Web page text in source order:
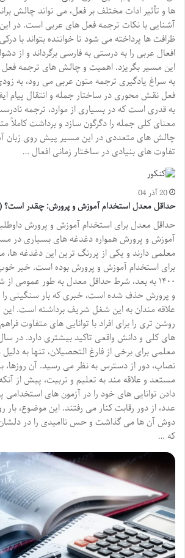
ها و تأثیر ادات مختلف بر فعل، می تواند چالش
آشنایی با نکات ترجمه فعل های عربی است. در این
ظرافت ها پرداخته می شود تا خواننده بتواند با
افعال عربی را به درستی به فارسی برگرداند و از
این مسیر بگریزد. اهمیت و چالش های ترجمه
به سراغ یادگیری ترجمه متون عربی می رود، به
فعل نقش محوری در ساختار جمله و انتقال پیام
به قدری است که در بسیاری از موارد، ترجمه
معنای کلی جمله را دگرگون سازد و برداشت کاملاً
چالش های متعددی در این مسیر پیش روی زبان
تفاوت های بنیادی در ساختار زمانی افعال …
20 آذر 04
حداقل معدل استخدام آموزش و پرورش: چقدر است؟
حداقل معدل برای استخدام آموزش و پرورش
آموزش و پرورش همواره دغدغه های بسیاری در
معلمی دارند و یکی از پررنگ ترین این دغدغه
برای استخدام آموزش و پرورش بوده است. خبر
۱۴۰۰ به بعد، شرط حداقل معدل به طور عمومی
و پرورش حذف شده است، خبری که بار سنگینی را
علاقه مندان به این شغل شریف برداشته است. این
روشن تری را برای افراد با توانایی های متفاوت
های کلی و دانش واقعی تاکید بیشتری دارد. در
معلمی برای برخی از فارغ التحصیلان، تنها به
نصاب، دور از دسترس به نظر می رسید. آن روزها،
مستعد و علاقه مند به تعلیم و تربیت، پیش از
دادن توانایی های خود را در آزمون های استخدامی
عدد، از دور رقابت کنار می رفتند. این موضوع، بار
دوش آن ها می گذاشت و حس ناامیدی را در
که …